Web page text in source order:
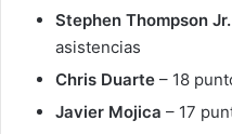
Stephen Thompson Jr.
asistencias
Chris Duarte – 18
Javier Mojica – 17